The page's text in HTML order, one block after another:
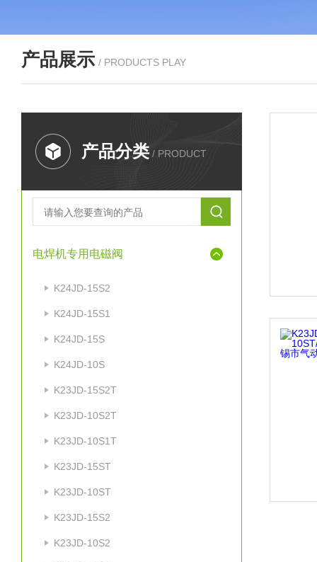
产品展示 / PRODUCTS PLAY
产品分类 / PRODUCT
电焊机专用电磁阀
K24JD-15S2
K24JD-15S1
K24JD-15S
K24JD-10S
K23JD-15S2T
K23JD-10S2T
K23JD-10S1T
K23JD-15ST
K23JD-10ST
K23JD-15S2
K23JD-10S2